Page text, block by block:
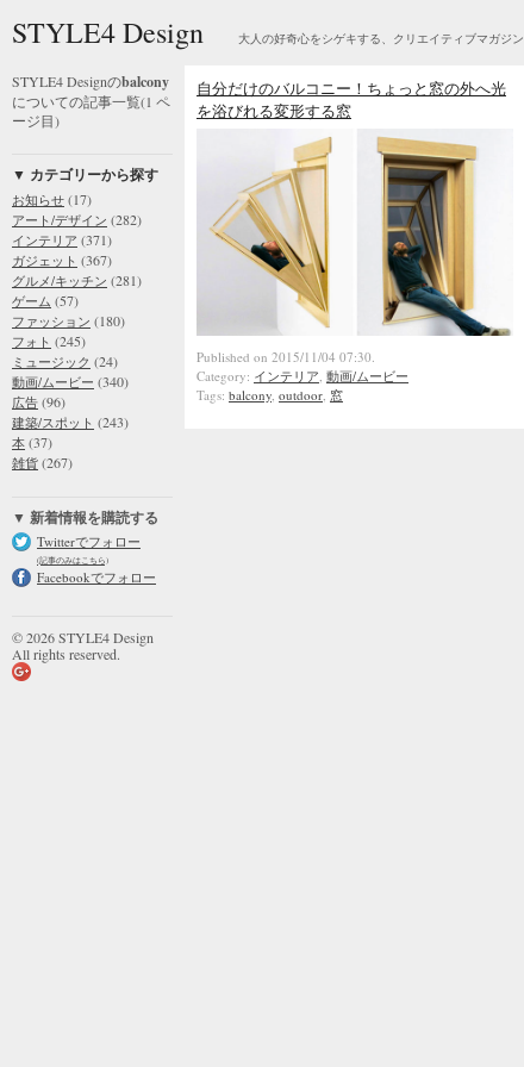
STYLE4 Design 大人の好奇心をシゲキする、クリエイティブマガジン
STYLE4 Designのbalcony
についての記事一覧(1 ペ
ージ目)
▼ カテゴリーから探す
お知らせ (17)
アート/デザイン (282)
インテリア (371)
ガジェット (367)
グルメ/キッチン (281)
ゲーム (57)
ファッション (180)
フォト (245)
ミュージック (24)
動画/ムービー (340)
広告 (96)
建築/スポット (243)
本 (37)
雑貨 (267)
▼ 新着情報を購読する
Twitterでフォロー
(記事のみはこちら)
Facebookでフォロー
© 2026 STYLE4 Design
All rights reserved.
自分だけのバルコニー！ちょっと窓の外へ光
を浴びれる変形する窓
Published on 2015/11/04 07:30.
Category: インテリア 動画/ムービー
Tags: balcony outdoor 窓